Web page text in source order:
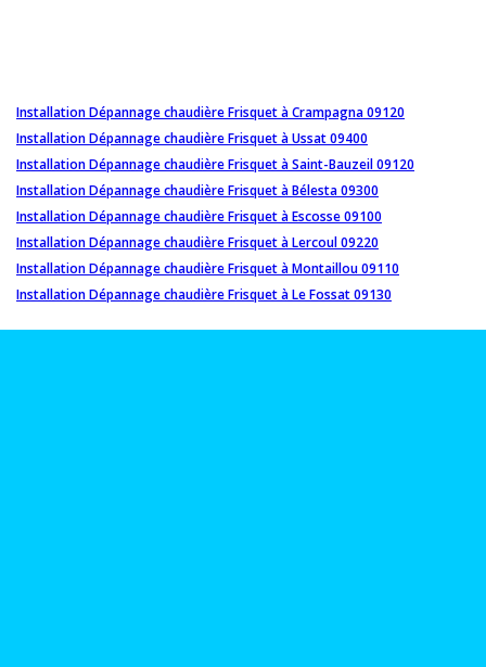
Installation Dépannage chaudière Frisquet à Crampagna 09120
Installation Dépannage chaudière Frisquet à Ussat 09400
Installation Dépannage chaudière Frisquet à Saint-Bauzeil 09120
Installation Dépannage chaudière Frisquet à Bélesta 09300
Installation Dépannage chaudière Frisquet à Escosse 09100
Installation Dépannage chaudière Frisquet à Lercoul 09220
Installation Dépannage chaudière Frisquet à Montaillou 09110
Installation Dépannage chaudière Frisquet à Le Fossat 09130